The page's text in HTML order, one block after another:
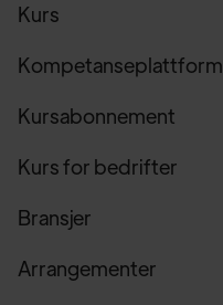
Kurs
Kompetanseplattform
Kursabonnement
Kurs for bedrifter
Bransjer
Arrangementer